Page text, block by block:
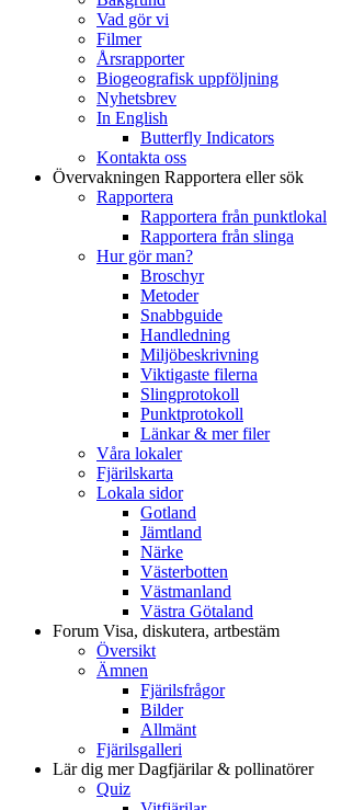
Vad gör vi
Filmer
Årsrapporter
Biogeografisk uppföljning
Nyhetsbrev
In English
Butterfly Indicators
Kontakta oss
Övervakningen Rapportera eller sök
Rapportera
Rapportera från punktlokal
Rapportera från slinga
Hur gör man?
Broschyr
Metoder
Snabbguide
Handledning
Miljöbeskrivning
Viktigaste filerna
Slingprotokoll
Punktprotokoll
Länkar & mer filer
Våra lokaler
Fjärilskarta
Lokala sidor
Gotland
Jämtland
Närke
Västerbotten
Västmanland
Västra Götaland
Forum Visa, diskutera, artbestäm
Översikt
Ämnen
Fjärilsfrågor
Bilder
Allmänt
Fjärilsgalleri
Lär dig merDagfjärilar & pollinatörer
Quiz